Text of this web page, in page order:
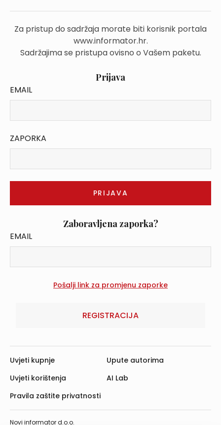
Za pristup do sadržaja morate biti korisnik portala
www.informator.hr.
Sadržajima se pristupa ovisno o Vašem paketu.
Prijava
EMAIL
ZAPORKA
Zaboravljena zaporka?
EMAIL
REGISTRACIJA
Novi informator d.o.o.
Uvjeti kupnje
Uvjeti korištenja
Pravila zaštite privatnosti
Upute autorima
AI Lab